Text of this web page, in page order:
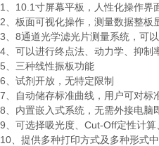
1、10.1寸屏幕平板，人性化操作界
2、板面可视化操作，测量数据整板
3、8通道光学滤光片测量系统，可
4、可以进行终点法、动力学、抑制
5、三种线性振板功能
6、试剂开放，无特定限制
7、自动储存标准曲线，用户可对标
8、内置嵌入式系统，无需外接电脑
9、可选择吸光度、Cut-Off定性计
10、提供多种打印方式及多种形式